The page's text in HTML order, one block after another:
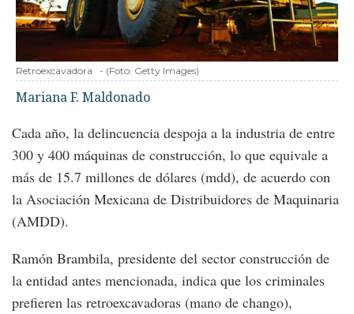
Retroexcavadora - (Foto: Getty Images)
Mariana F. Maldonado
Cada año, la delincuencia despoja a la industria de entre
300 y 400 máquinas de construcción, lo que equivale a
más de 15.7 millones de dólares (mdd), de acuerdo con
la Asociación Mexicana de Distribuidores de Maquinaria
(AMDD).
Ramón Brambila, presidente del sector construcción de
la entidad antes mencionada, indica que los criminales
prefieren las retroexcavadoras (mano de chango),